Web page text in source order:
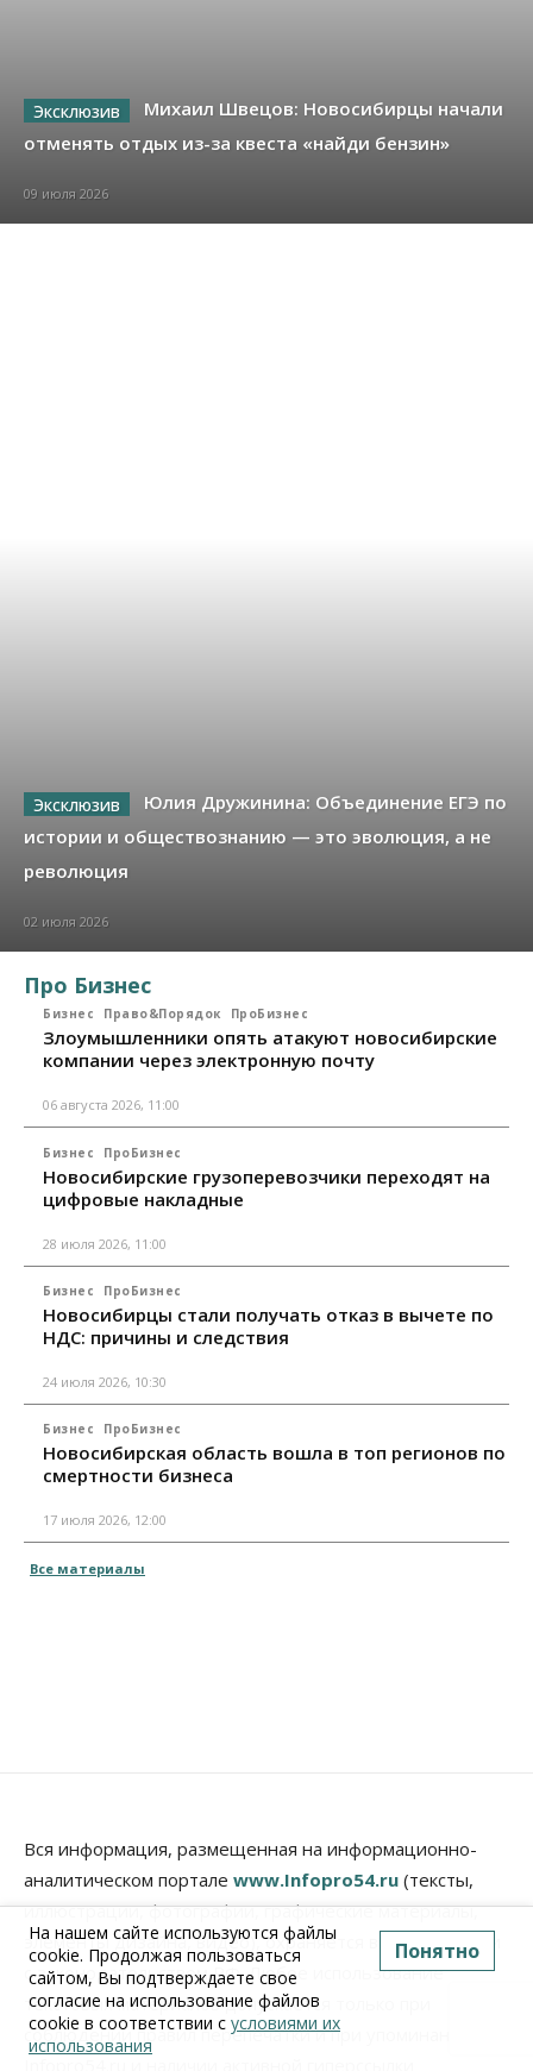
Михаил Швецов: Новосибирцы начали
отменять отдых из-за квеста «найди бензин»
09 июля 2026
Юлия Дружинина: Объединение ЕГЭ по
истории и обществознанию — это эволюция, а не
революция
02 июля 2026
Про Бизнес
Бизнес Право&Порядок ПроБизнес
Злоумышленники опять атакуют новосибирские
компании через электронную почту
06 августа 2026, 11:00
Бизнес ПроБизнес
Новосибирские грузоперевозчики переходят на
цифровые накладные
28 июля 2026, 11:00
Бизнес ПроБизнес
Новосибирцы стали получать отказ в вычете по
НДС: причины и следствия
24 июля 2026, 10:30
Бизнес ПроБизнес
Новосибирская область вошла в топ регионов по
смертности бизнеса
17 июля 2026, 12:00
Все материалы
Вся информация, размещенная на информационно-
аналитическом портале www.Infopro54.ru (тексты,
иллюстрации, фотографии, графические материалы,
элементы дизайна, видео), охраняется в соответствии
с законодательством РФ. Любое использование
текстовых материалов допускается только при
соблюдении правил перепечатки и при упоминании
На нашем сайте используются файлы
cookie. Продолжая пользоваться
сайтом, Вы подтверждаете свое
согласие на использование файлов
cookie в соответствии с условиями их
использования
Понятно